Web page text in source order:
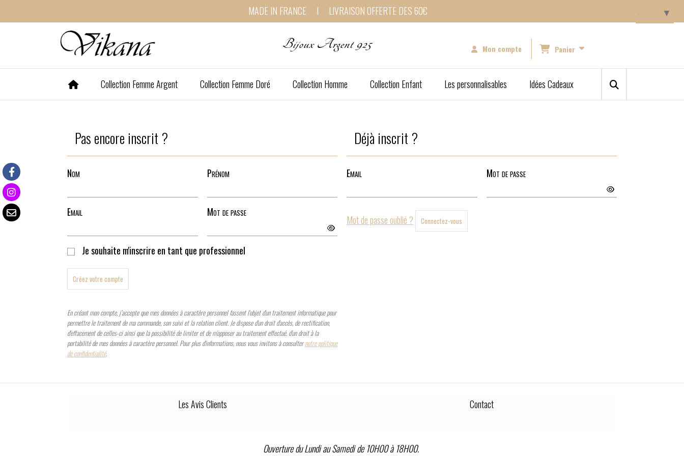
MADE IN FRANCE I LIVRAISON OFFERTE DES 60€
Bijoux Argent 925 Mon compte Panier
Collection Femme Argent Collection Femme Doré Collection Homme Collection Enfant Les personnalisables Idées Cadeaux
Pas encore inscrit ?
Nom Prénom
Email Mot de passe
Je souhaite m'inscrire en tant que professionnel
Créez votre compte
En créant mon compte, j’accepte que mes données à caractère personnel fassent l'objet d'un traitement informatique pour
permettre le traitement de ma commande, son suivi et la relation client. Je dispose d'un droit d'accès, de rectification,
d'effacement de celles-ci ainsi que la possibilité de limiter et de m'opposer au traitement effectué, d'un droit à la
portabilité de mes données à caractère personnel. Pour plus d'informations, nous vous invitons à consulternotre politique
de confidentialité.
Déjà inscrit ?
Email Mot de passe
Mot de passe oublié ? Connectez-vous
Les Avis Clients Contact
Ouverture du Lundi au Samedi de 10H00 à 18H00.
▼